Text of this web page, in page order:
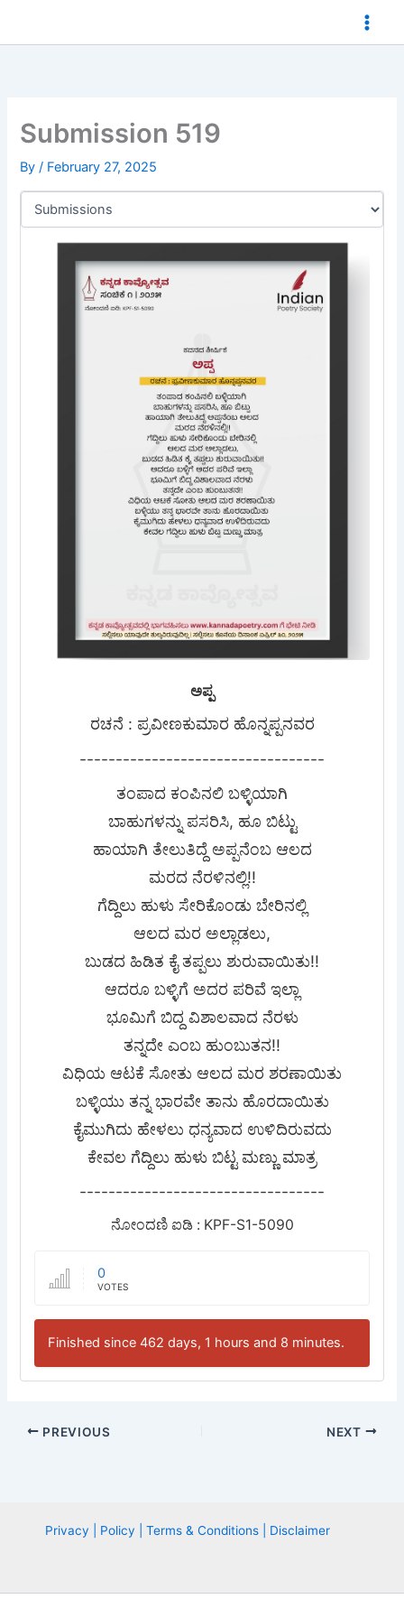
Submission 519
By/ February 27, 2025
ಅಪ್ಪ
ರಚನೆ : ಪ್ರವೀಣಕುಮಾರ ಹೊನ್ನಪ್ಪನವರ
----------------------------------
ತಂಪಾದ ಕಂಪಿನಲಿ ಬಳ್ಳಿಯಾಗಿ
ಬಾಹುಗಳನ್ನು ಪಸರಿಸಿ, ಹೂ ಬಿಟ್ಟು
ಹಾಯಾಗಿ ತೇಲುತಿದ್ದೆ ಅಪ್ಪನೆಂಬ ಆಲದ
ಮರದ ನೆರಳಿನಲ್ಲಿ!!
ಗೆದ್ದಿಲು ಹುಳು ಸೇರಿಕೊಂಡು ಬೇರಿನಲ್ಲಿ
ಆಲದ ಮರ ಅಲ್ಲಾಡಲು,
ಬುಡದ ಹಿಡಿತ ಕೈ ತಪ್ಪಲು ಶುರುವಾಯಿತು!!
ಆದರೂ ಬಳ್ಳಿಗೆ ಅದರ ಪರಿವೆ ಇಲ್ಲಾ
ಭೂಮಿಗೆ ಬಿದ್ದ ವಿಶಾಲವಾದ ನೆರಳು
ತನ್ನದೇ ಎಂಬ ಹುಂಬುತನ!!
ವಿಧಿಯ ಆಟಕೆ ಸೋತು ಆಲದ ಮರ ಶರಣಾಯಿತು
ಬಳ್ಳಿಯು ತನ್ನ ಭಾರವೇ ತಾನು ಹೊರದಾಯಿತು
ಕೈಮುಗಿದು ಹೇಳಲು ಧನ್ಯವಾದ ಉಳಿದಿರುವದು
ಕೇವಲ ಗೆದ್ದಿಲು ಹುಳು ಬಿಟ್ಟ ಮಣ್ಣು ಮಾತ್ರ
----------------------------------
ನೋಂದಣಿ ಐಡಿ : KPF-S1-5090
0
VOTES
Finished since 462 days, 1 hours and 8 minutes.
PREVIOUS NEXT
Privacy | Policy | Terms & Conditions | Disclaimer